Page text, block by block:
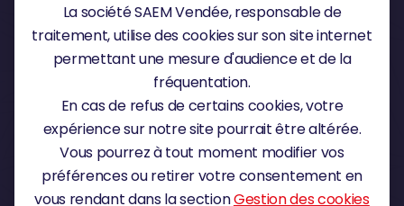
PARTENAIRE TITRE
PARTENAIRE MAJEUR
La société SAEM Vendée, responsable de
traitement, utilise des cookies sur son site internet
permettant une mesure d'audience et de la
fréquentation.
En cas de refus de certains cookies, votre
expérience sur notre site pourrait être altérée.
Vous pourrez à tout moment modifier vos
préférences ou retirer votre consentement en
vous rendant dans la sectionGestion des cookies